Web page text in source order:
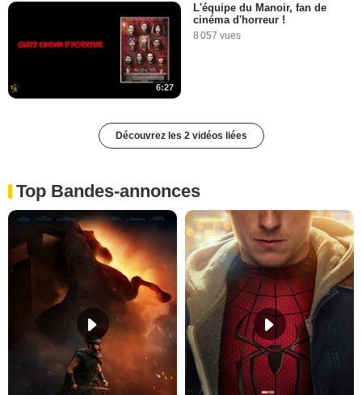
6:27
L'équipe du Manoir, fan de
cinéma d'horreur !
8 057 vues
Découvrez les 2 vidéos liées
Top Bandes-annonces